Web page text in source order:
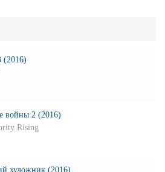
(2016)
войны 2 (2016)
Rising
художник (2016)